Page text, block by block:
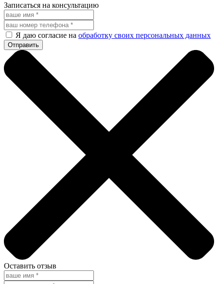
Записаться на консультацию
Я даю согласие на обработку своих персональных данных
Оставить отзыв